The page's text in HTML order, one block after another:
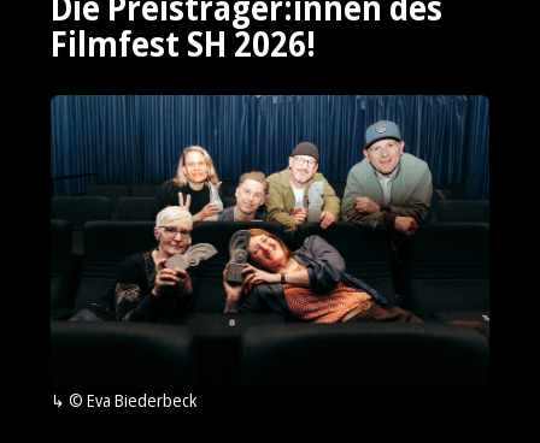
Filmfest SH 2026!
© Eva Biederbeck